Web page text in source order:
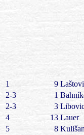
1 9
2-3
1
2-3
3
4
13 Lauer
5
8